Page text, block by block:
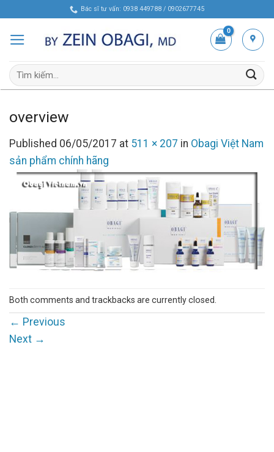
content
Bác sĩ tư vấn: 0938 449788 / 0902677745
Tìm
kiếm:
overview
Published 06/05/2017 at 511 × 207 in Obagi Việt Nam
sản phẩm chính hãng
Both comments and trackbacks are currently closed.
← Previous
Next →